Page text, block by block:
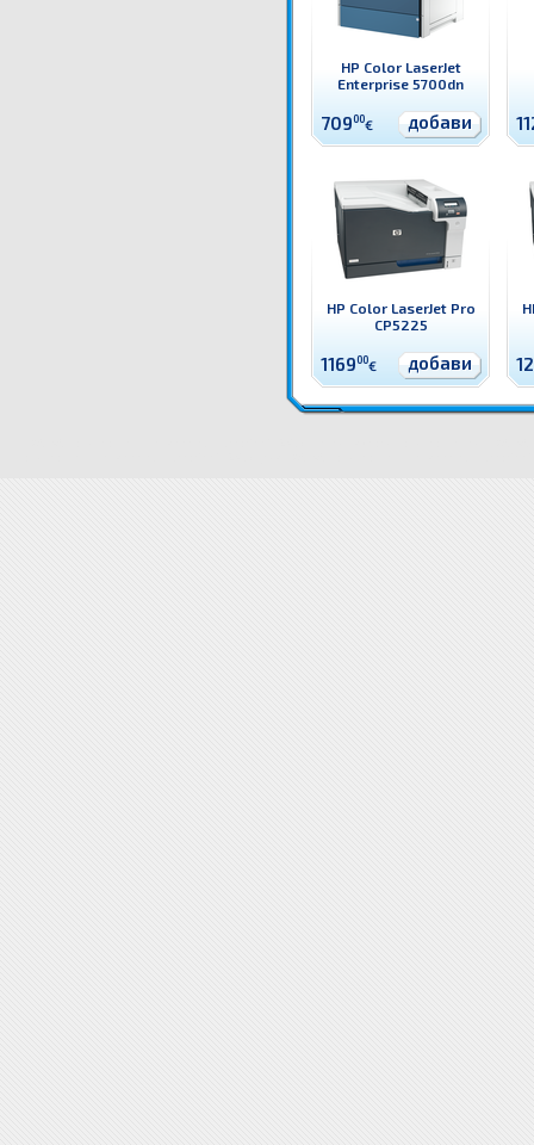
HP Color LaserJet
Enterprise 5700dn
70900€ добави
HP Color LaserJet Pro
CP5225
116900€ добави